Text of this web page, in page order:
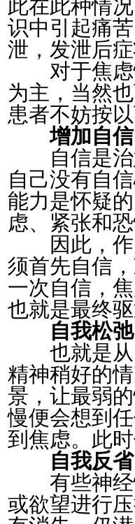
此在此种情
识中引起痛
泄，发泄后
对于焦虑
为主，当然
患者不妨按
增加自信
自信是
自己没有自
能力是怀疑
虑、紧张和
因此，作
须首先自信
一次自信，
也就是最终
自我松弛
也就是
精神稍好的
景，让最弱
慢便会想到
到焦虑。此
自我反省
有些神
或欲望进行